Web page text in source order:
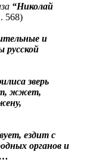
“Николай
568)
и
русской
зверь
жжет,
ездит с
органов и